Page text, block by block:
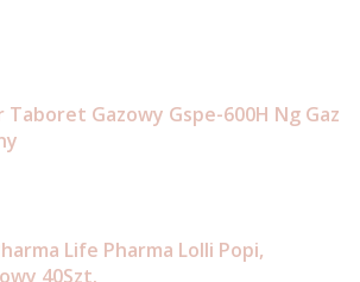
Taboret Gazowy Gspe-600H Ng Gaz
Life Pharma Lolli Popi,
40Szt.